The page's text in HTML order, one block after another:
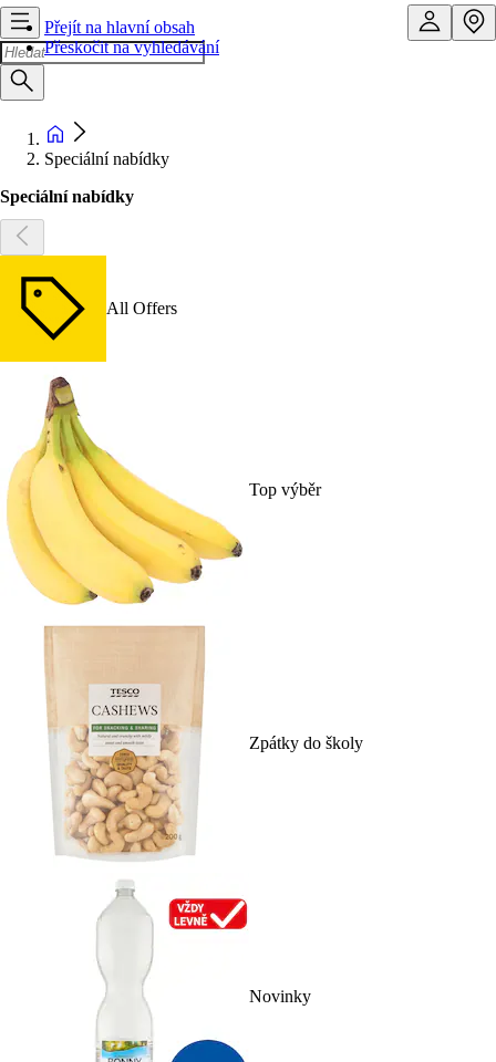
Přejít na hlavní obsah
Přeskočit na vyhledávání
Speciální nabídky
Speciální nabídky
All Offers
Top výběr
Zpátky do školy
Novinky